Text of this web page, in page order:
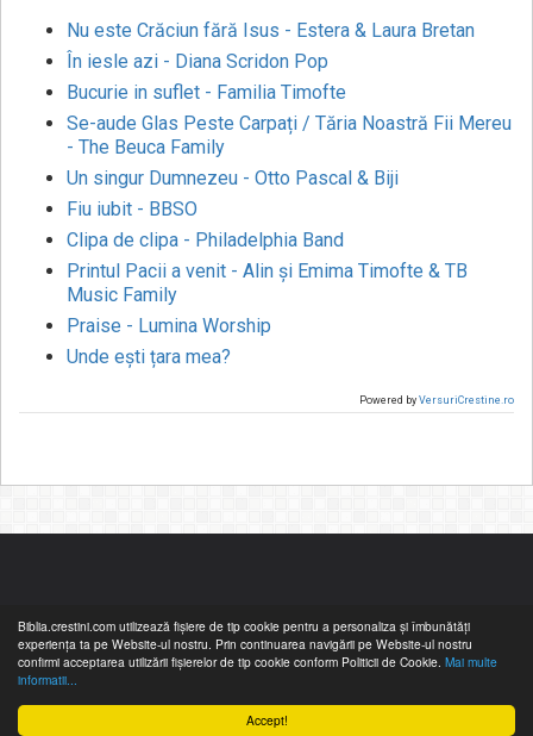
Accept!
Biblia.crestini.com utilizează fişiere de tip cookie pentru a personaliza și îmbunătăți
experiența ta pe Website-ul nostru. Prin continuarea navigării pe Website-ul nostru
confirmi acceptarea utilizării fişierelor de tip cookie conform Politicii de Cookie. Mai multe
informatii...
Nu este Crăciun fără Isus - Estera & Laura Bretan
În iesle azi - Diana Scridon Pop
Bucurie in suflet - Familia Timofte
Se-aude Glas Peste Carpați / Tăria Noastră Fii Mereu
- The Beuca Family
Un singur Dumnezeu - Otto Pascal & Biji
Fiu iubit - BBSO
Clipa de clipa - Philadelphia Band
Printul Pacii a venit - Alin și Emima Timofte & TB
Music Family
Praise - Lumina Worship
Unde ești țara mea?
Powered by VersuriCrestine.ro
© 2026 Biblia Online. All rights reserved.